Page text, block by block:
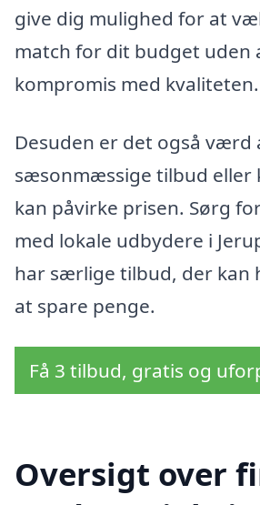
give dig mulighed for at
match for dit budget uden
kompromis med kvaliteten.
Desuden er det også værd
sæsonmæssige tilbud eller
kan påvirke prisen. Sørg
med lokale udbydere i
har særlige tilbud, der kan
at spare penge.
Få 3 tilbud, gratis og
Oversigt over